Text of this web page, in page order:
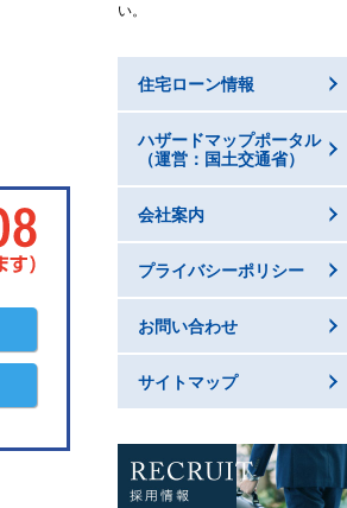
い。
住宅ローン情報
ハザードマップポータル
（運営：国土交通省）
会社案内
プライバシーポリシー
お問い合わせ
サイトマップ